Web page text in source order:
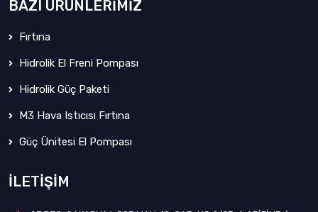
BAZI ÜRÜNLERIMIZ
Fırtına
Hidrolik El Freni Pompası
Hidrolik Güç Paketi
M3 Hava Istıcısı Fırtına
Güç Ünitesi El Pompası
İLETIŞIM